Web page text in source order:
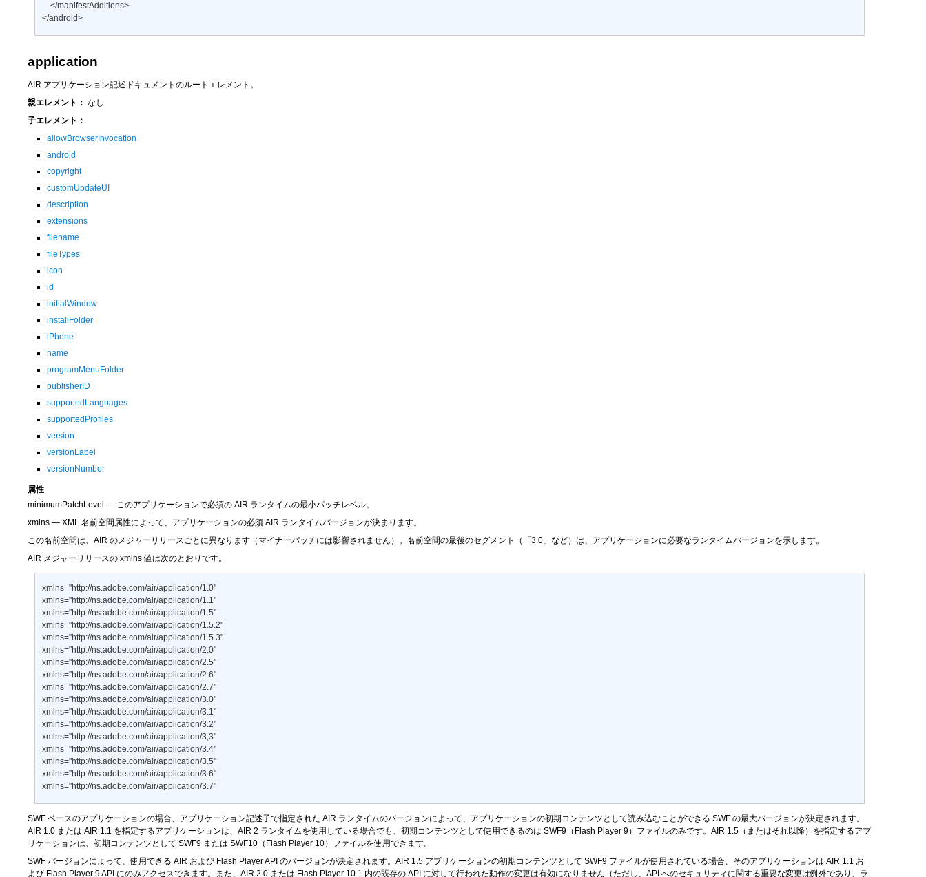
    </manifestAdditions>
</android>
application
AIR アプリケーション記述ドキュメントのルートエレメント。
親エレメント： なし
子エレメント：
allowBrowserInvocation
android
copyright
customUpdateUI
description
extensions
filename
fileTypes
icon
id
initialWindow
installFolder
iPhone
name
programMenuFolder
publisherID
supportedLanguages
supportedProfiles
version
versionLabel
versionNumber
属性
minimumPatchLevel — このアプリケーションで必須の AIR ランタイムの最小パッチレベル。
xmlns — XML 名前空間属性によって、アプリケーションの必須 AIR ランタイムバージョンが決まります。
この名前空間は、AIR のメジャーリリースごとに異なります（マイナーパッチには影響されません）。名前空間の最後のセグメント（「3.0」など）は、アプリケーションに必要なランタイムバージョンを示します。
AIR メジャーリリースの xmlns 値は次のとおりです。
xmlns="http://ns.adobe.com/air/application/1.0"
xmlns="http://ns.adobe.com/air/application/1.1"
xmlns="http://ns.adobe.com/air/application/1.5"
xmlns="http://ns.adobe.com/air/application/1.5.2"
xmlns="http://ns.adobe.com/air/application/1.5.3"
xmlns="http://ns.adobe.com/air/application/2.0"
xmlns="http://ns.adobe.com/air/application/2.5"
xmlns="http://ns.adobe.com/air/application/2.6"
xmlns="http://ns.adobe.com/air/application/2.7"
xmlns="http://ns.adobe.com/air/application/3.0"
xmlns="http://ns.adobe.com/air/application/3.1"
xmlns="http://ns.adobe.com/air/application/3.2"
xmlns="http://ns.adobe.com/air/application/3,3"
xmlns="http://ns.adobe.com/air/application/3.4"
xmlns="http://ns.adobe.com/air/application/3.5"
xmlns="http://ns.adobe.com/air/application/3.6"
xmlns="http://ns.adobe.com/air/application/3.7"
SWF ベースのアプリケーションの場合、アプリケーション記述子で指定された AIR ランタイムのバージョンによって、アプリケーションの初期コンテンツとして読み込むことができる SWF の最大バージョンが決定されます。
AIR 1.0 または AIR 1.1 を指定するアプリケーションは、AIR 2 ランタイムを使用している場合でも、初期コンテンツとして使用できるのは SWF9（Flash Player 9）ファイルのみです。AIR 1.5（またはそれ以降）を指定するアプ
リケーションは、初期コンテンツとして SWF9 または SWF10（Flash Player 10）ファイルを使用できます。
SWF バージョンによって、使用できる AIR および Flash Player API のバージョンが決定されます。AIR 1.5 アプリケーションの初期コンテンツとして SWF9 ファイルが使用されている場合、そのアプリケーションは AIR 1.1 お
よび Flash Player 9 API にのみアクセスできます。また、AIR 2.0 または Flash Player 10.1 内の既存の API に対して行われた動作の変更は有効になりません（ただし、API へのセキュリティに関する重要な変更は例外であり、ラ